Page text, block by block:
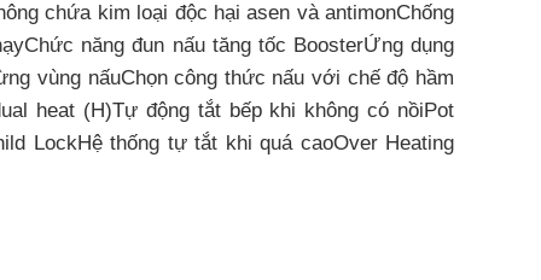
chứa kim loại độc hại asen và antimonChống
năng đun nấu tăng tốc BoosterỨng dụng
vùng nấuChọn công thức nấu với chế độ hầm
heat (H)Tự động tắt bếp khi không có nồiPot
LockHệ thống tự tắt khi quá caoOver Heating